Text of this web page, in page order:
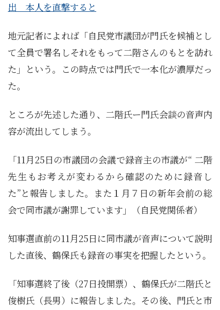
出 本人を直撃すると
地元記者によれば「自民党市議団が門氏を候補とし
て全員で署名しそれをもって二階さんのもとを訪れ
た」という。この時点では門氏で一本化が濃厚だっ
た。
ところが先述した通り、二階氏ー門氏会談の音声内
容が流出してしまう。
「11月25日の市議団の会議で録音主の市議が“ 二階
先生もお考えが変わるから確認のために録音し
た”と報告しました。また１月７日の新年会前の総
会で同市議が謝罪しています」（自民党関係者）
知事選直前の11月25日に同市議が音声について説明
した直後、鶴保氏も録音の事実を把握したという。
「知事選終了後（27日投開票）、鶴保氏が二階氏と
俊樹氏（長男）に報告しました。その後、門氏と市